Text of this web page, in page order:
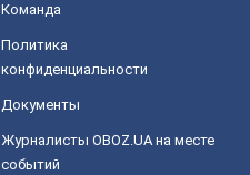
Команда
Политика
конфиденциальности
Документы
Журналисты OBOZ.UA на месте
событий